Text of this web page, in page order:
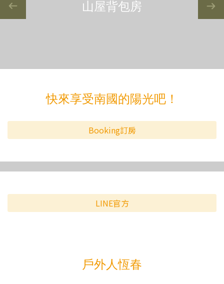
山屋背包房
快來享受南國的陽光吧！
Booking訂房
LINE官方
戶外人恆春